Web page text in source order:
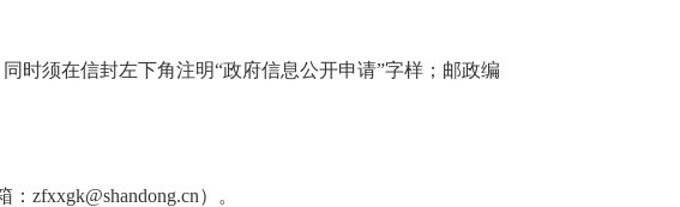
须在信封左下角注明“政府信息公开申请”字样；邮政编
）。